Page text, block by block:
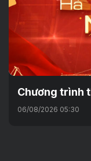
Chương trình
06/08/2026 05:30